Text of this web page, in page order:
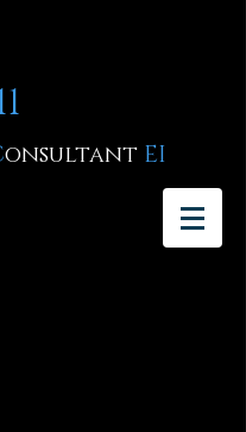
onsultant EI